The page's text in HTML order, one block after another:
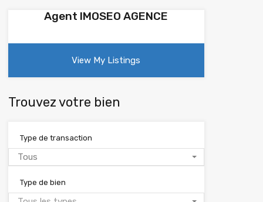
Agent IMOSEO AGENCE
View My Listings
Trouvez votre bien
Type de transaction
Tous
Type de bien